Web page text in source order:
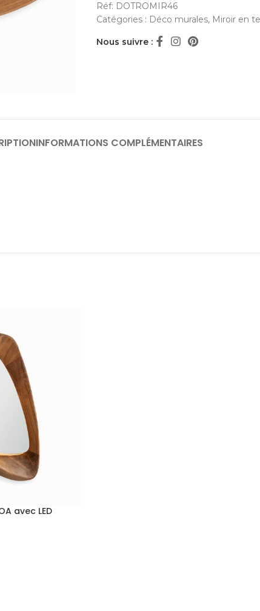
Réf: DOTROMIR46
Catégories : Déco murales, Miroir en
Nous suivre :
INFORMATIONS COMPLÉMENTAIRES
avec LED